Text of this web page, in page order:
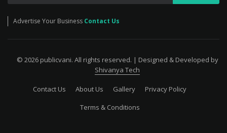
Advertise Your Business Contact Us
© 2026 publicvani. All rights reserved. | Designed & Developed by
Shivanya Tech
Contact Us About Us Gallery
Privacy Policy
Terms & Conditions